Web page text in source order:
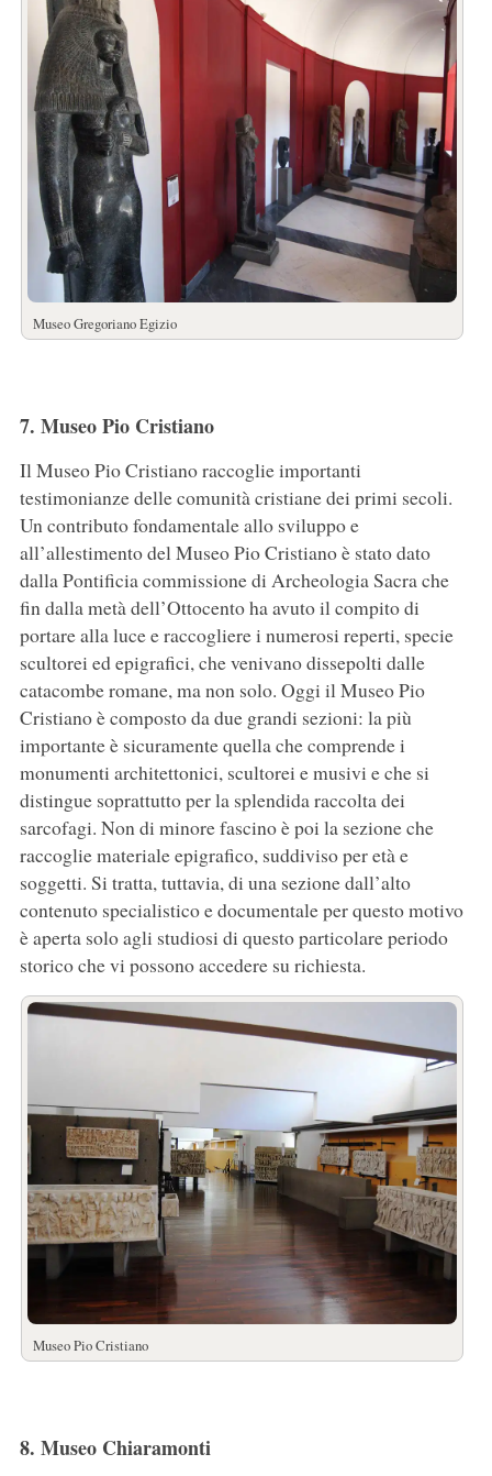
Museo Gregoriano Egizio
7. Museo Pio Cristiano
Il Museo Pio Cristiano raccoglie importanti
testimonianze delle comunità cristiane dei primi secoli.
Un contributo fondamentale allo sviluppo e
all’allestimento del Museo Pio Cristiano è stato dato
dalla Pontificia commissione di Archeologia Sacra che
fin dalla metà dell’Ottocento ha avuto il compito di
portare alla luce e raccogliere i numerosi reperti, specie
scultorei ed epigrafici, che venivano dissepolti dalle
catacombe romane, ma non solo. Oggi il Museo Pio
Cristiano è composto da due grandi sezioni: la più
importante è sicuramente quella che comprende i
monumenti architettonici, scultorei e musivi e che si
distingue soprattutto per la splendida raccolta dei
sarcofagi. Non di minore fascino è poi la sezione che
raccoglie materiale epigrafico, suddiviso per età e
soggetti. Si tratta, tuttavia, di una sezione dall’alto
contenuto specialistico e documentale per questo motivo
è aperta solo agli studiosi di questo particolare periodo
storico che vi possono accedere su richiesta.
Museo Pio Cristiano
8. Museo Chiaramonti